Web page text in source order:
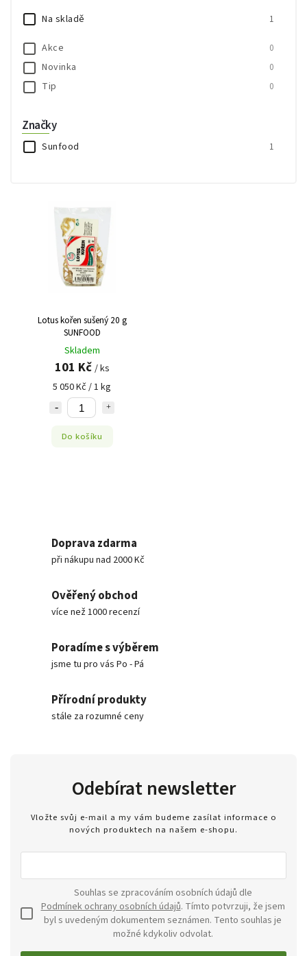
Na skladě 1
Akce 0
Novinka 0
Tip 0
Značky
Sunfood 1
Lotus kořen sušený 20 g
SUNFOOD
Skladem
101 Kč / ks
5 050 Kč / 1 kg
Do košíku
Doprava zdarma
při nákupu nad 2000 Kč
Ověřený obchod
více než 1000 recenzí
Poradíme s výběrem
jsme tu pro vás Po - Pá
Přírodní produkty
stále za rozumné ceny
Odebírat newsletter
Vložte svůj e-mail a my vám budeme zasílat informace o
nových produktech na našem e-shopu.
Podmínek ochrany osobních údajů. Tímto potvrzuji, že jsem
byl s uvedeným dokumentem seznámen. Tento souhlas je
možné kdykoliv odvolat.